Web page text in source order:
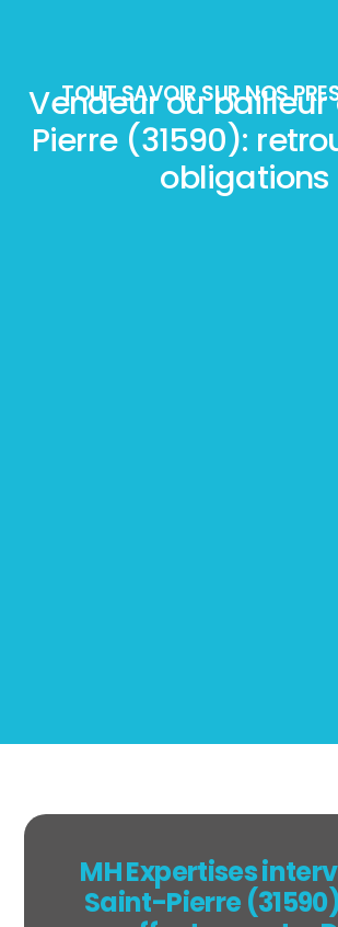
TOUT SAVOIR SUR NOS
Vendeur ou
Pierre (31590):
obligations
MH Expertises
Saint-Pierre